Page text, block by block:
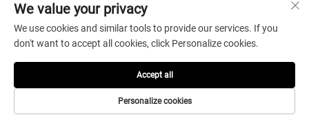
We value your privacy
We use cookies and similar tools to provide our services. If you
don't want to accept all cookies, click Personalize cookies.
Personalize cookies
Accept all